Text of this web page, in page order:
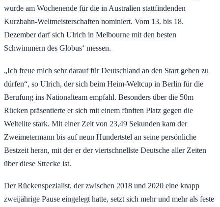
wurde am Wochenende für die in Australien stattfindenden
Kurzbahn-Weltmeisterschaften nominiert. Vom 13. bis 18.
Dezember darf sich Ulrich in Melbourne mit den besten
Schwimmern des Globus‘ messen.
„Ich freue mich sehr darauf für Deutschland an den Start gehen zu
dürfen“, so Ulrich, der sich beim Heim-Weltcup in Berlin für die
Berufung ins Nationalteam empfahl. Besonders über die 50m
Rücken präsentierte er sich mit einem fünften Platz gegen die
Weltelite stark. Mit einer Zeit von 23,49 Sekunden kam der
Zweimetermann bis auf neun Hundertstel an seine persönliche
Bestzeit heran, mit der er der viertschnellste Deutsche aller Zeiten
über diese Strecke ist.
Der Rückenspezialist, der zwischen 2018 und 2020 eine knapp
zweijährige Pause eingelegt hatte, setzt sich mehr und mehr als feste